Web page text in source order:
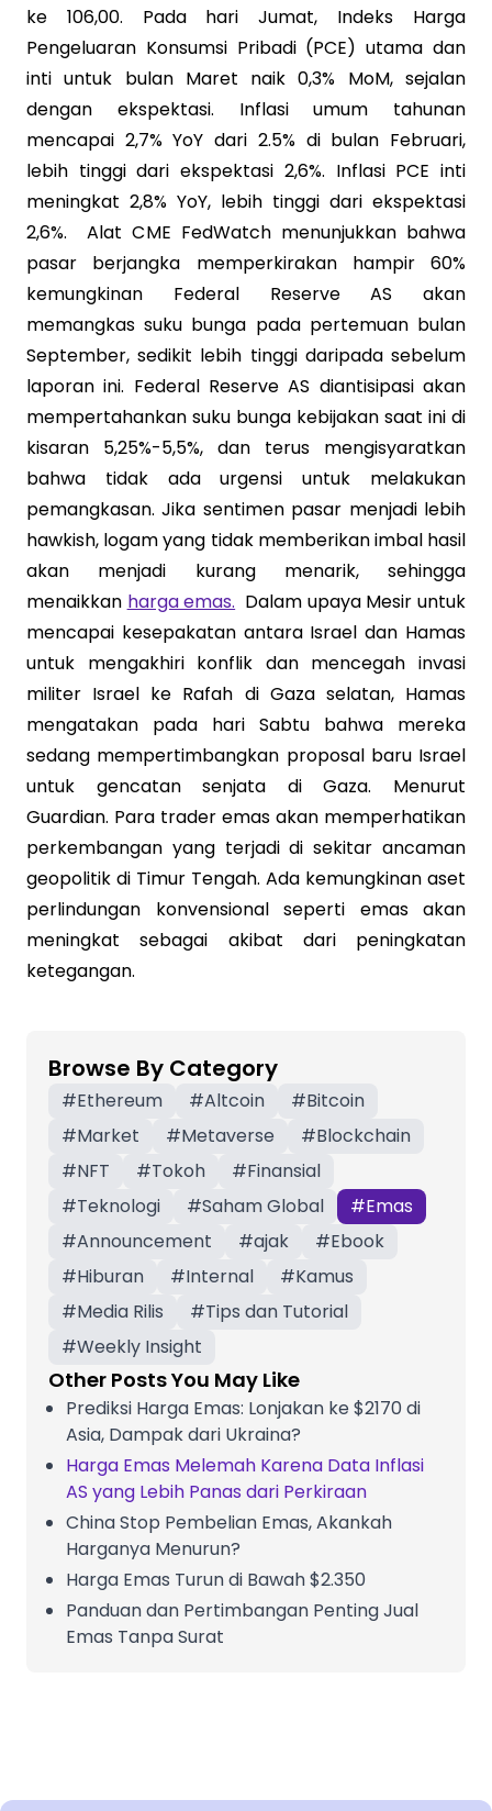
ke 106,00. Pada hari Jumat, Indeks Harga
Pengeluaran Konsumsi Pribadi (PCE) utama dan
inti untuk bulan Maret naik 0,3% MoM, sejalan
dengan ekspektasi. Inflasi umum tahunan
mencapai 2,7% YoY dari 2.5% di bulan Februari,
lebih tinggi dari ekspektasi 2,6%. Inflasi PCE inti
meningkat 2,8% YoY, lebih tinggi dari ekspektasi
2,6%. Alat CME FedWatch menunjukkan bahwa
pasar berjangka memperkirakan hampir 60%
kemungkinan Federal Reserve AS akan
memangkas suku bunga pada pertemuan bulan
September, sedikit lebih tinggi daripada sebelum
laporan ini. Federal Reserve AS diantisipasi akan
mempertahankan suku bunga kebijakan saat ini di
kisaran 5,25%-5,5%, dan terus mengisyaratkan
bahwa tidak ada urgensi untuk melakukan
pemangkasan. Jika sentimen pasar menjadi lebih
hawkish, logam yang tidak memberikan imbal hasil
akan menjadi kurang menarik, sehingga
menaikkan harga emas. Dalam upaya Mesir untuk
mencapai kesepakatan antara Israel dan Hamas
untuk mengakhiri konflik dan mencegah invasi
militer Israel ke Rafah di Gaza selatan, Hamas
mengatakan pada hari Sabtu bahwa mereka
sedang mempertimbangkan proposal baru Israel
untuk gencatan senjata di Gaza. Menurut
Guardian. Para trader emas akan memperhatikan
perkembangan yang terjadi di sekitar ancaman
geopolitik di Timur Tengah. Ada kemungkinan aset
perlindungan konvensional seperti emas akan
meningkat sebagai akibat dari peningkatan
ketegangan.
Browse By Category
#Ethereum #Altcoin #Bitcoin
#Market #Metaverse #Blockchain
#NFT #Tokoh #Finansial
#Teknologi #Saham Global #Emas
#Announcement #ajak #Ebook
#Hiburan #Internal #Kamus
#Media Rilis #Tips dan Tutorial
#Weekly Insight
Other Posts You May Like
Prediksi Harga Emas: Lonjakan ke $2170 di
Asia, Dampak dari Ukraina?
Harga Emas Melemah Karena Data Inflasi
AS yang Lebih Panas dari Perkiraan
China Stop Pembelian Emas, Akankah
Harganya Menurun?
Harga Emas Turun di Bawah $2.350
Panduan dan Pertimbangan Penting Jual
Emas Tanpa Surat